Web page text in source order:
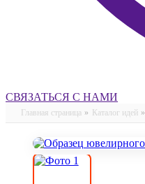
СВЯЗАТЬСЯ С НАМИ
Главная страница » Каталог идей »